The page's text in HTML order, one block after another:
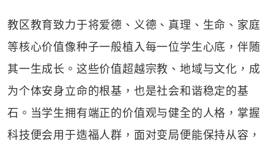
教区教育致力于将爱德、义德、真理、生命、家庭
等核心价值像种子一般植入每一位学生心底，伴随
其一生成长。这些价值超越宗教、地域与文化，成
为个体安身立命的根基，也是社会和谐稳定的基
石。当学生拥有端正的价值观与健全的人格，掌握
科技便会用于造福人群，面对变局便能保持从容，